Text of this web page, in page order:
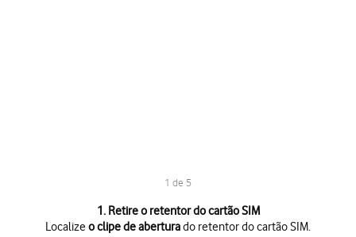
1 de 5
1. Retire o retentor do cartão SIM
Localizeo clipe de aberturado retentor do cartão SIM.